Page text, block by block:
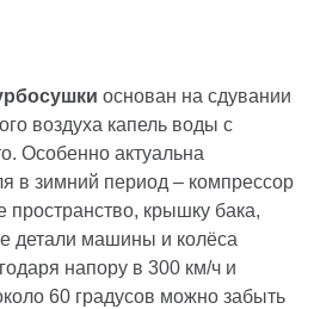
основан на сдувании
воздуха капель воды с
Особенно актуальна
в зимний период – компрессор
пространство, крышку бака,
детали машины и колёса
напору в 300 км/ч и
60 градусов можно забыть